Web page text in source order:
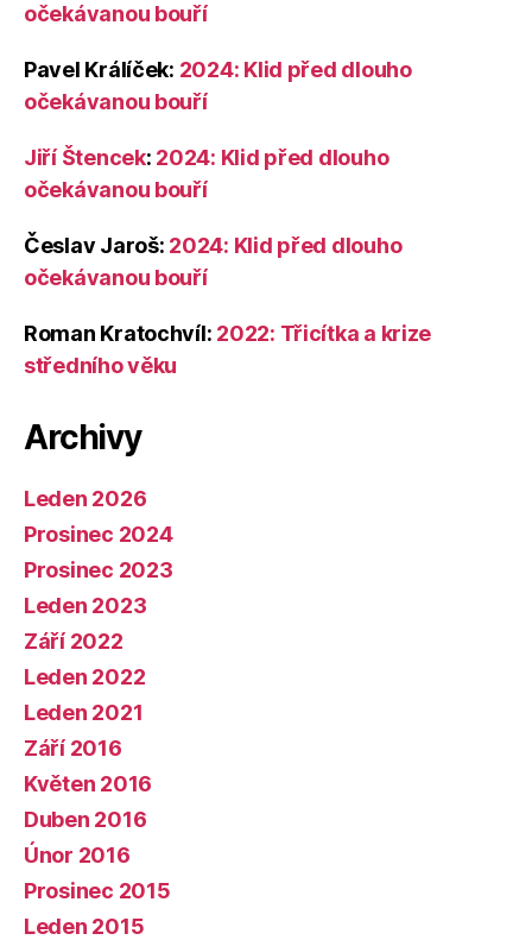
očekávanou bouří
Pavel Králíček: 2024: Klid před dlouho
očekávanou bouří
Jiří Štencek: 2024: Klid před dlouho
očekávanou bouří
Česlav Jaroš: 2024: Klid před dlouho
očekávanou bouří
Roman Kratochvíl: 2022: Třicítka a krize
středního věku
Archivy
Leden 2026
Prosinec 2024
Prosinec 2023
Leden 2023
Září 2022
Leden 2022
Leden 2021
Září 2016
Květen 2016
Duben 2016
Únor 2016
Prosinec 2015
Leden 2015